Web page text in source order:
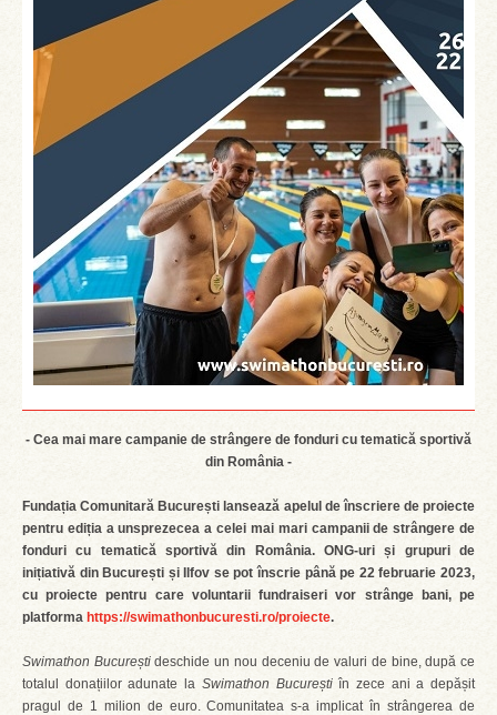
- Cea mai mare campanie de strângere de fonduri cu tematică sportivă
din România -
Fundația Comunitară București lansează apelul de înscriere de proiecte
pentru ediția a unsprezecea a celei mai mari campanii de strângere de
fonduri cu tematică sportivă din România. ONG-uri și grupuri de
inițiativă din București și Ilfov se pot înscrie până pe 22 februarie 2023,
cu proiecte pentru care voluntarii fundraiseri vor strânge bani, pe
platforma https://swimathonbucuresti.ro/proiecte.
Swimathon Bucureștideschide un nou deceniu de valuri de bine, după ce
totalul donațiilor adunate la Swimathon Bucureștiîn zece ani a depășit
pragul de 1 milion de euro. Comunitatea s-a implicat în strângerea de